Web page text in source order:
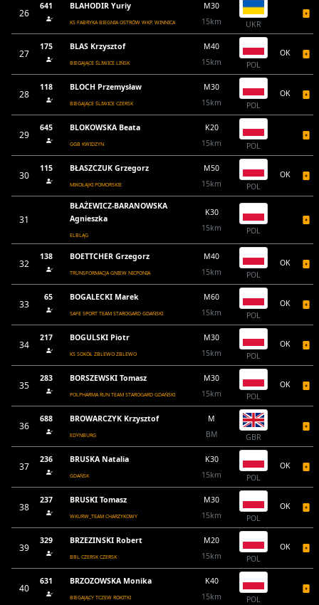
26
641 BLAHODIR Yuriy
KS FABRYKA BIEGNIA OSTRÓW WKP. WINNICA
M30
15km
UKR
27
175 BLAS Krzysztof
BIEGAJĄCE ŚLIWICE LIŃSK
M40
15km
POL
OK
28
118 BLOCH Przemysław
BIEGAJĄCE ŚLIWICE CZERSK
M30
15km
POL
OK
29
645 BLOKOWSKA Beata
GGB KWIDZYN
K20
15km
POL
30
115 BŁASZCZUK Grzegorz
MIKOŁAJKI POMORSKIE
M50
15km
POL
OK
31
BŁAŻEWICZ-BARANOWSKA
Agnieszka
ELBLĄG
K30
15km
POL
32
138 BOETTCHER Grzegorz
TRUNSFORMACJA GNIEW NICPONIA
M40
15km
POL
OK
33
65 BOGALECKI Marek
SAFE SPORT TEAM STAROGARD GDAŃSKI
M60
15km
POL
OK
34
217 BOGULSKI Piotr
KS SOKÓŁ ZBLEWO ZBLEWO
M30
15km
POL
OK
35
283 BORSZEWSKI Tomasz
POLPHARMA RUN TEAM STAROGARD GDAŃSKI
M30
15km
POL
OK
36
688 BROWARCZYK Krzysztof
EDYNBURG
M
BM
GBR
37
236 BRUSKA Natalia
GDAŃSK
K30
15km
POL
OK
38
237 BRUSKI Tomasz
WKURW_TEAM CHARZYKOWY
M30
15km
POL
OK
39
329 BRZEZINSKI Robert
BBL CZERSK CZERSK
M20
15km
POL
OK
40
631 BRZOZOWSKA Monika
BIEGAJĄCY TCZEW ROKITKI
K40
15km
POL